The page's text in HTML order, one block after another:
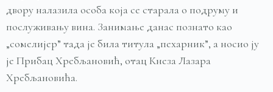
двору налазила особа која се старала о подруму и
послуживању вина. Занимање данас познато као
„сомелијер” тада је била титула „пехарник”, а носио ју
је Прибац Хребљановић, отац Кнеза Лазара
Хребљановића.